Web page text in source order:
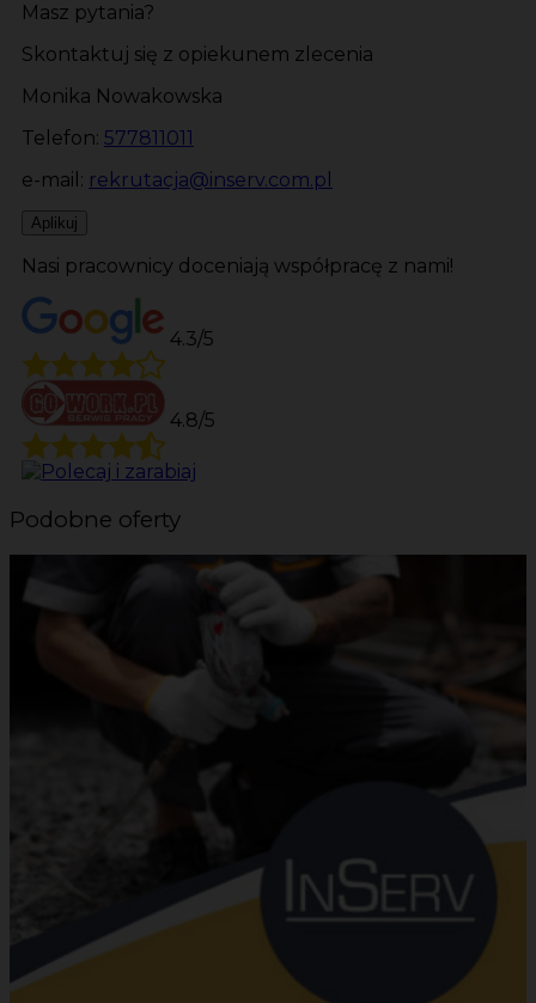
Masz pytania?
Skontaktuj się z opiekunem zlecenia
Monika Nowakowska
Telefon: 577811011
e-mail: rekrutacja@inserv.com.pl
Aplikuj
Nasi pracownicy doceniają współpracę z nami!
4.3/5
4.8/5
Podobne oferty